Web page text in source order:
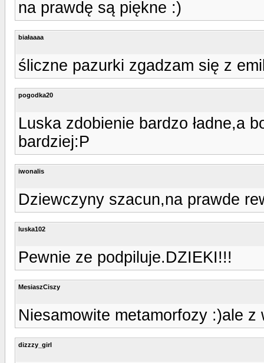
na prawdę są piękne :)
białaaaa
śliczne pazurki zgadzam się z
pogodka20
Luska zdobienie bardzo ładne,a
bardziej:P
iwonalis
Dziewczyny szacun,na prawde
luska102
Pewnie ze podpiluje.DZIEKI!!!
MesiaszCiszy
Niesamowite metamorfozy :)ale z
dizzzy_girl